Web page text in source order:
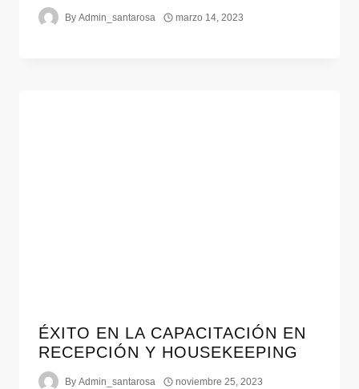
By Admin_santarosa marzo 14, 2023
ÉXITO EN LA CAPACITACIÓN EN
RECEPCIÓN Y HOUSEKEEPING
By Admin_santarosa noviembre 25, 2023